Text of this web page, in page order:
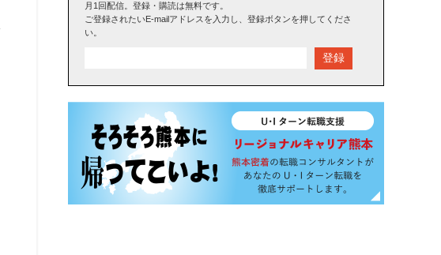
月1回配信。登録・購読は無料です。
ご登録されたいE-mailアドレスを入力し、登録ボタンを押してくださ
い。
登録